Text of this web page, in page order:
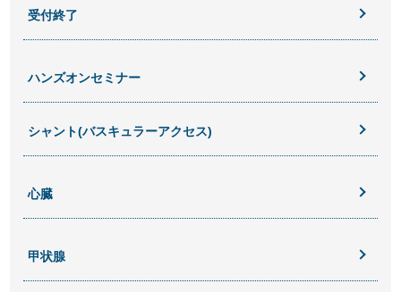
受付終了
ハンズオンセミナー
シャント(バスキュラーアクセス)
心臓
甲状腺